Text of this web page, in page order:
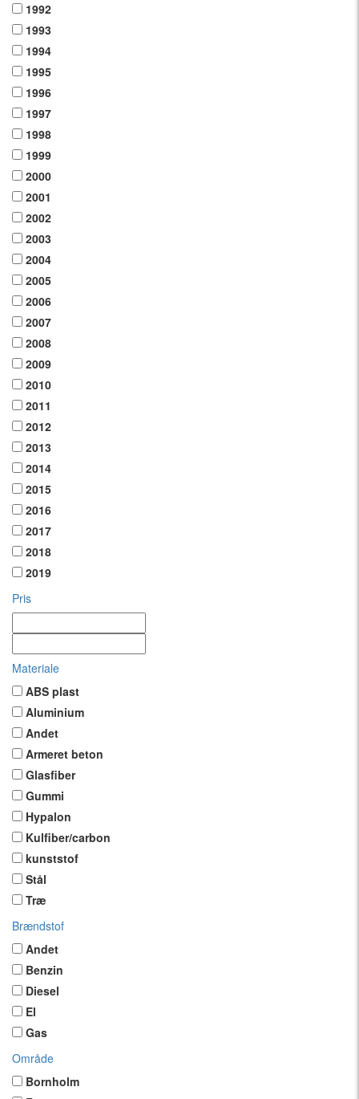
1992
1993
1994
1995
1996
1997
1998
1999
2000
2001
2002
2003
2004
2005
2006
2007
2008
2009
2010
2011
2012
2013
2014
2015
2016
2017
2018
2019
Pris
Materiale
ABS plast
Aluminium
Andet
Armeret beton
Glasfiber
Gummi
Hypalon
Kulfiber/carbon
kunststof
Stål
Træ
Brændstof
Andet
Benzin
Diesel
El
Gas
Område
Bornholm